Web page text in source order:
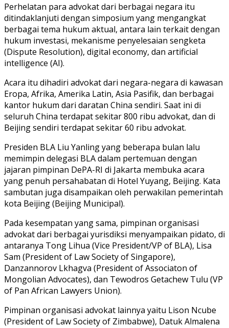
Perhelatan para advokat dari berbagai negara itu
ditindaklanjuti dengan simposium yang mengangkat
berbagai tema hukum aktual, antara lain terkait dengan
hukum investasi, mekanisme penyelesaian sengketa
(Dispute Resolution), digital economy, dan artificial
intelligence (AI).
Acara itu dihadiri advokat dari negara-negara di kawasan
Eropa, Afrika, Amerika Latin, Asia Pasifik, dan berbagai
kantor hukum dari daratan China sendiri. Saat ini di
seluruh China terdapat sekitar 800 ribu advokat, dan di
Beijing sendiri terdapat sekitar 60 ribu advokat.
Presiden BLA Liu Yanling yang beberapa bulan lalu
memimpin delegasi BLA dalam pertemuan dengan
jajaran pimpinan DePA-RI di Jakarta membuka acara
yang penuh persahabatan di Hotel Yuyang, Beijing. Kata
sambutan juga disampaikan oleh perwakilan pemerintah
kota Beijing (Beijing Municipal).
Pada kesempatan yang sama, pimpinan organisasi
advokat dari berbagai yurisdiksi menyampaikan pidato, di
antaranya Tong Lihua (Vice President/VP of BLA), Lisa
Sam (President of Law Society of Singapore),
Danzannorov Lkhagva (President of Associaton of
Mongolian Advocates), dan Tewodros Getachew Tulu (VP
of Pan African Lawyers Union).
Pimpinan organisasi advokat lainnya yaitu Lison Ncube
(President of Law Society of Zimbabwe), Datuk Almalena